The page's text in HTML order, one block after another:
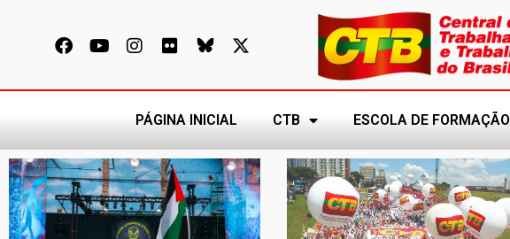
PÁGINA INICIAL CTB ESCOLA DE FORMAÇÃO